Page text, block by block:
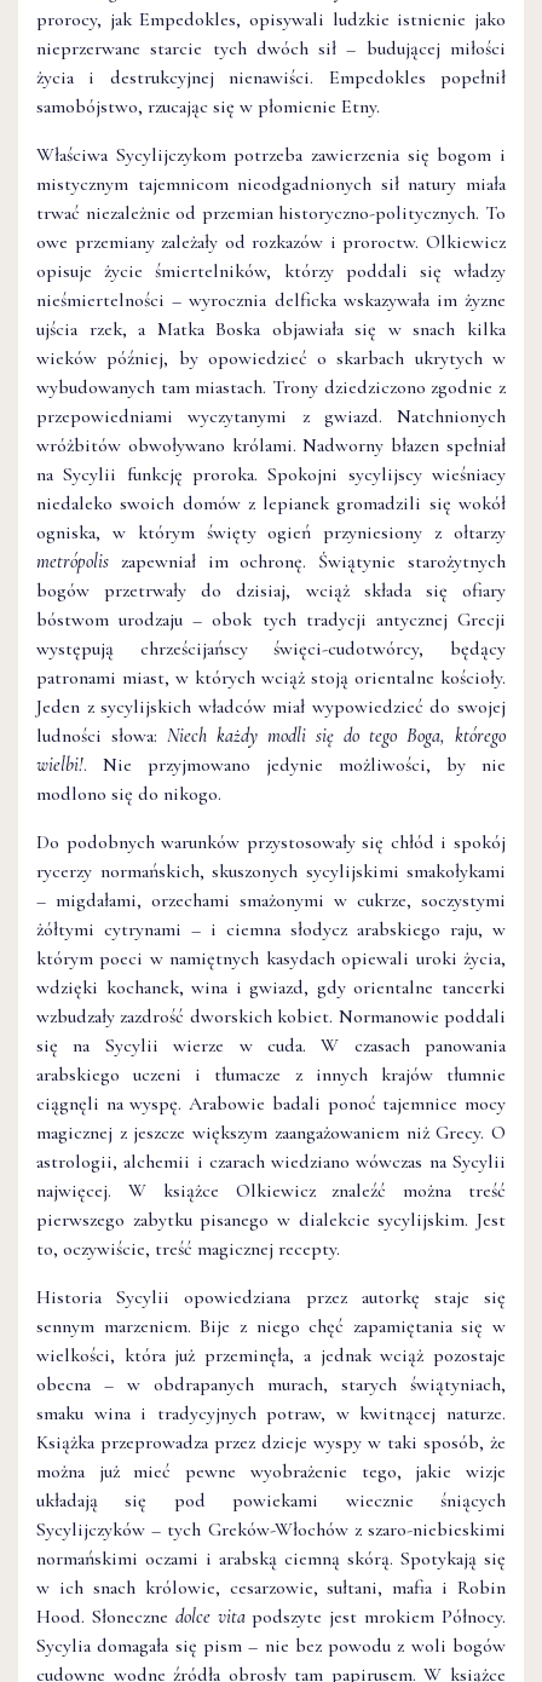
prorocy, jak Empedokles, opisywali ludzkie istnienie jako
nieprzerwane starcie tych dwóch sił – budującej miłości
życia i destrukcyjnej nienawiści. Empedokles popełnił
samobójstwo, rzucając się w płomienie Etny.
Właściwa Sycylijczykom potrzeba zawierzenia się bogom i
mistycznym tajemnicom nieodgadnionych sił natury miała
trwać niezależnie od przemian historyczno-politycznych. To
owe przemiany zależały od rozkazów i proroctw. Olkiewicz
opisuje życie śmiertelników, którzy poddali się władzy
nieśmiertelności – wyrocznia delficka wskazywała im żyzne
ujścia rzek, a Matka Boska objawiała się w snach kilka
wieków później, by opowiedzieć o skarbach ukrytych w
wybudowanych tam miastach. Trony dziedziczono zgodnie z
przepowiedniami wyczytanymi z gwiazd. Natchnionych
wróżbitów obwoływano królami. Nadworny błazen spełniał
na Sycylii funkcję proroka. Spokojni sycylijscy wieśniacy
niedaleko swoich domów z lepianek gromadzili się wokół
ogniska, w którym święty ogień przyniesiony z ołtarzy
metrópolis zapewniał im ochronę. Świątynie starożytnych
bogów przetrwały do dzisiaj, wciąż składa się ofiary
bóstwom urodzaju – obok tych tradycji antycznej Grecji
występują chrześcijańscy święci-cudotwórcy, będący
patronami miast, w których wciąż stoją orientalne kościoły.
Jeden z sycylijskich władców miał wypowiedzieć do swojej
ludności słowa: Niech każdy modli się do tego Boga, którego
wielbi!. Nie przyjmowano jedynie możliwości, by nie
modlono się do nikogo.
Do podobnych warunków przystosowały się chłód i spokój
rycerzy normańskich, skuszonych sycylijskimi smakołykami
– migdałami, orzechami smażonymi w cukrze, soczystymi
żółtymi cytrynami – i ciemna słodycz arabskiego raju, w
którym poeci w namiętnych kasydach opiewali uroki życia,
wdzięki kochanek, wina i gwiazd, gdy orientalne tancerki
wzbudzały zazdrość dworskich kobiet. Normanowie poddali
się na Sycylii wierze w cuda. W czasach panowania
arabskiego uczeni i tłumacze z innych krajów tłumnie
ciągnęli na wyspę. Arabowie badali ponoć tajemnice mocy
magicznej z jeszcze większym zaangażowaniem niż Grecy. O
astrologii, alchemii i czarach wiedziano wówczas na Sycylii
najwięcej. W książce Olkiewicz znaleźć można treść
pierwszego zabytku pisanego w dialekcie sycylijskim. Jest
to, oczywiście, treść magicznej recepty.
Historia Sycylii opowiedziana przez autorkę staje się
sennym marzeniem. Bije z niego chęć zapamiętania się w
wielkości, która już przeminęła, a jednak wciąż pozostaje
obecna – w obdrapanych murach, starych świątyniach,
smaku wina i tradycyjnych potraw, w kwitnącej naturze.
Książka przeprowadza przez dzieje wyspy w taki sposób, że
można już mieć pewne wyobrażenie tego, jakie wizje
układają się pod powiekami wiecznie śniących
Sycylijczyków – tych Greków-Włochów z szaro-niebieskimi
normańskimi oczami i arabską ciemną skórą. Spotykają się
w ich snach królowie, cesarzowie, sułtani, mafia i Robin
Hood. Słoneczne dolce vitapodszyte jest mrokiem Północy.
Sycylia domagała się pism – nie bez powodu z woli bogów
cudowne wodne źródła obrosły tam papirusem. W książce